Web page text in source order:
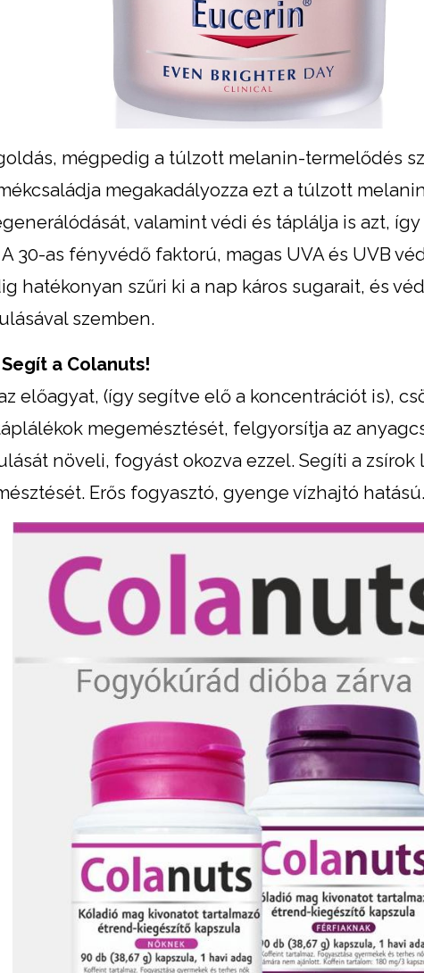
mégpedig a túlzott melanin-termelődés
megakadályozza ezt a túlzott
valamint védi és táplálja is azt,
30-as fényvédő faktorú, magas UVA és UVB
hatékonyan szűri ki a nap káros sugarait, és
szemben.
a Colanuts!
előagyat, (így segítve elő a koncentrációt is),
megemésztését, felgyorsítja az
növeli, fogyást okozva ezzel. Segíti a zsírok
Erős fogyasztó, gyenge vízhajtó hatású.